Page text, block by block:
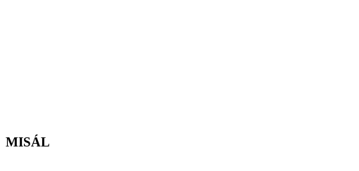
MISÁL